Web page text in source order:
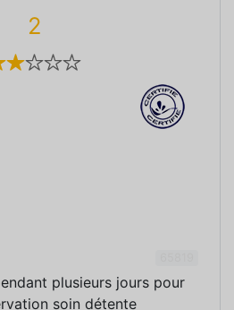
2
plusieurs jours pour
soin détente